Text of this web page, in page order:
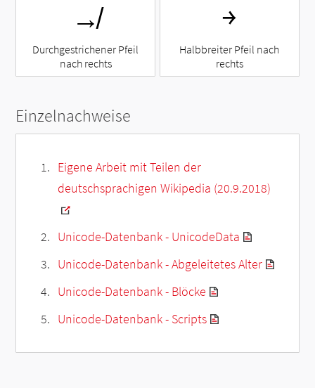
↛
Durchgestrichener Pfeil
nach rechts
￫
Halbbreiter Pfeil nach
rechts
Einzelnachweise
Eigene Arbeit mit Teilen der
deutschsprachigen Wikipedia (20.9.2018)
Unicode-Datenbank - UnicodeData
Unicode-Datenbank - Abgeleitetes Alter
Unicode-Datenbank - Blöcke
Unicode-Datenbank - Scripts